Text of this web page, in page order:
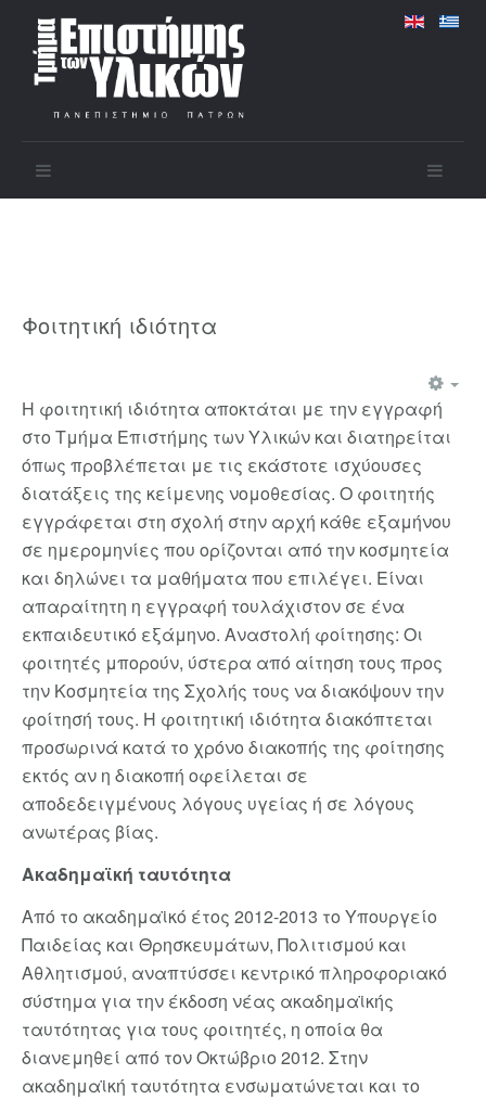
Φοιτητική ιδιότητα
H φοιτητική ιδιότητα αποκτάται με την εγγραφή
στο Τμήμα Επιστήμης των Υλικών και διατηρείται
όπως προβλέπεται με τις εκάστοτε ισχύουσες
διατάξεις της κείμενης νομοθεσίας. Ο φοιτητής
εγγράφεται στη σχολή στην αρχή κάθε εξαμήνου
σε ημερομηνίες που ορίζονται από την κοσμητεία
και δηλώνει τα μαθήματα που επιλέγει. Είναι
απαραίτητη η εγγραφή τουλάχιστον σε ένα
εκπαιδευτικό εξάμηνο. Αναστολή φοίτησης: Οι
φοιτητές μπορούν, ύστερα από αίτηση τους προς
την Κοσμητεία της Σχολής τους να διακόψουν την
φοίτησή τους. Η φοιτητική ιδιότητα διακόπτεται
προσωρινά κατά το χρόνο διακοπής της φοίτησης
εκτός αν η διακοπή οφείλεται σε
αποδεδειγμένους λόγους υγείας ή σε λόγους
ανωτέρας βίας.
Ακαδημαϊκή ταυτότητα
Από το ακαδημαϊκό έτος 2012-2013 το Υπουργείο
Παιδείας και Θρησκευμάτων, Πολιτισμού και
Αθλητισμού, αναπτύσσει κεντρικό πληροφοριακό
σύστημα για την έκδοση νέας ακαδημαϊκής
ταυτότητας για τους φοιτητές, η οποία θα
διανεμηθεί από τον Οκτώβριο 2012. Στην
ακαδημαϊκή ταυτότητα ενσωματώνεται και το